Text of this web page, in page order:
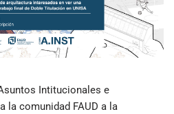
Intitucionales e
la comunidad FAUD a la